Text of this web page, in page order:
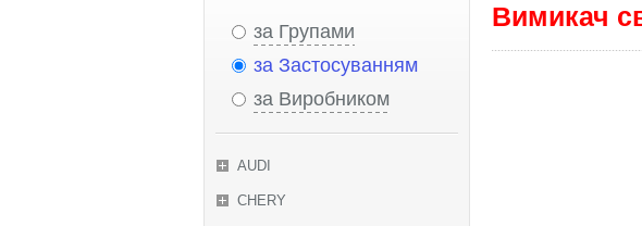
за Групами
за Застосуванням
за Виробником
AUDI
CHERY
Вимикач